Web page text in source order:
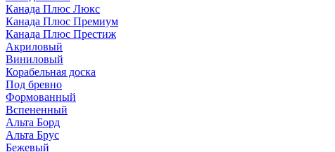
Канада Плюс Люкс
Канада Плюс Премиум
Канада Плюс Престиж
Акриловый
Виниловый
Корабельная доска
Под бревно
Формованный
Вспененный
Альта Борд
Альта Брус
Бежевый